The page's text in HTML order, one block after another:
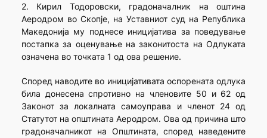
2. Кирил Тодоровски, градоначалник на оштина
Аеродром во Скопје, на Уставниот суд на Република
Македонија му поднесе иницијатива за поведување
постапка за оценување на законитоста на Одлуката
означена во точката 1 од ова решение.
Според наводите во иницијативата оспорената одлука
била донесена спротивно на членовите 50 и 62 од
Законот за локалната самоуправа и членот 24 од
Статутот на општината Аеродром. Ова од причина што
градоначалникот на Општината, според наведените